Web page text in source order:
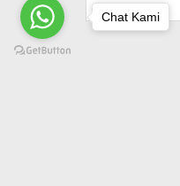
Chat Kami